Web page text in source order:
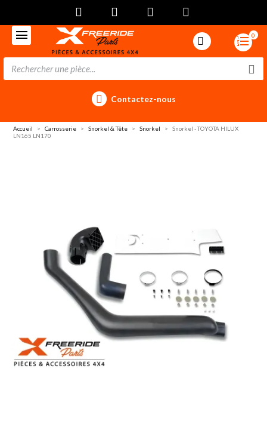
0
Contactez-nous
Accueil Carrosserie Snorkel & Tête Snorkel
Snorkel - TOYOTA HILUX
LN165 LN170